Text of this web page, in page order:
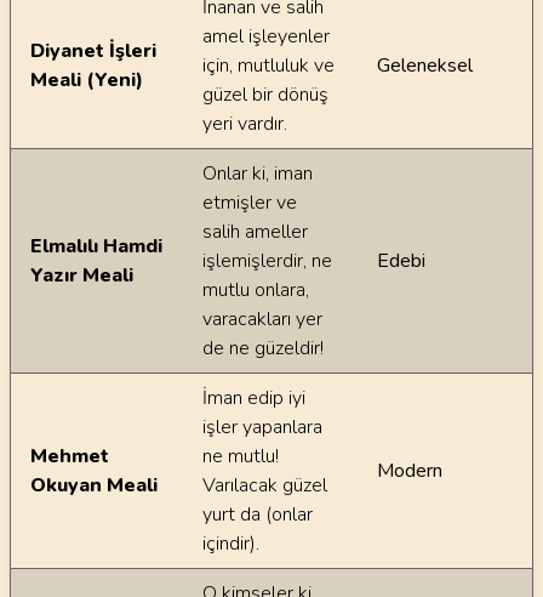
Diyanet İşleri
Meali (Yeni)
İnanan ve salih
amel işleyenler
için, mutluluk ve
güzel bir dönüş
yeri vardır.
Geleneksel
Elmalılı Hamdi
Yazır Meali
Onlar ki, iman
etmişler ve
salih ameller
işlemişlerdir, ne
mutlu onlara,
varacakları yer
de ne güzeldir!
Edebi
Mehmet
Okuyan Meali
İman edip iyi
işler yapanlara
ne mutlu!
Varılacak güzel
yurt da (onlar
içindir).
Modern